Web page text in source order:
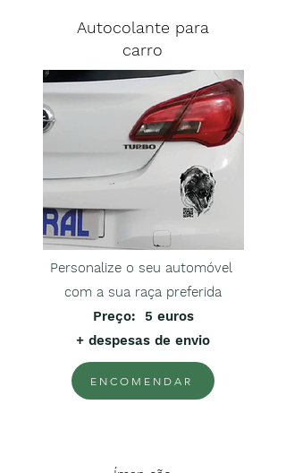
Autocolante para
carro
Personalize o seu automóvel
com a sua raça preferida
Preço: 5 euros
+ despesas de envio
ENCOMENDAR